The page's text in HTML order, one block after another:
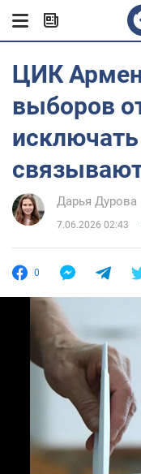
ЦИК
выборов
Дарья Дурова
7.06.2026 02:43
0